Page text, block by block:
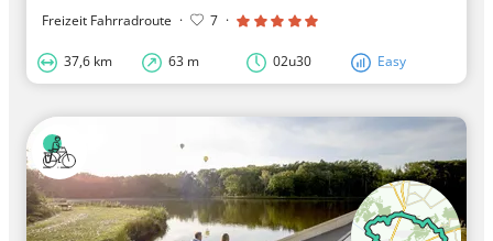
Freizeit Fahrradroute · 7 ·
37,6 km 63 m 02u30 Easy